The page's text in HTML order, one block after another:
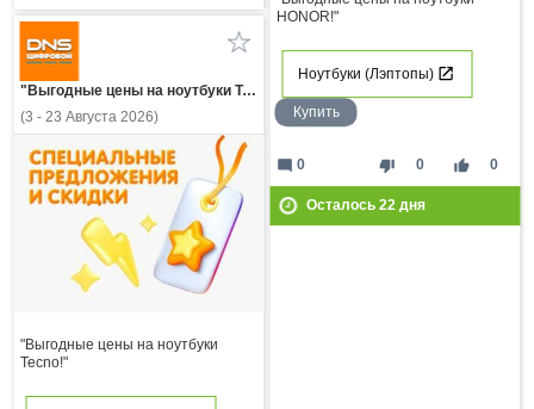
HONOR!"
Ноутбуки (Лэптопы)
Купить
thumb_down 0 thumb_up 0
mode_comment 0
Осталось 22дня
"Выгодные цены на ноутбуки Tecno!"
(3 - 23 Августа 2026)
"Выгодные цены на ноутбуки
Tecno!"